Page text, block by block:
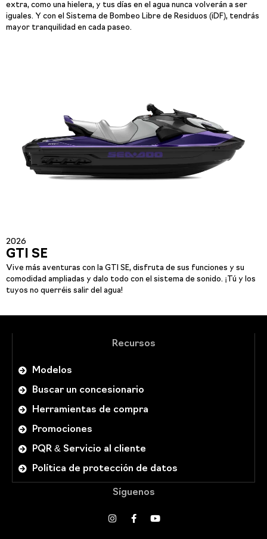
extra, como una hielera, y tus días en el agua nunca volverán a ser
iguales. Y con el Sistema de Bombeo Libre de Residuos (iDF), tendrás
mayor tranquilidad en cada paseo.
2026
GTI SE
Vive más aventuras con la GTI SE, disfruta de sus funciones y su
comodidad ampliadas y dalo todo con el sistema de sonido. ¡Tú y los
tuyos no querréis salir del agua!
Recursos
Modelos
Buscar un concesionario
Herramientas de compra
Promociones
PQR & Servicio al cliente
Política de protección de datos
Síguenos